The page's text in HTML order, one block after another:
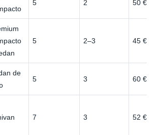
5 2 50 €
5 2–3 45 €
de
5 3 60 €
7 3 52 €